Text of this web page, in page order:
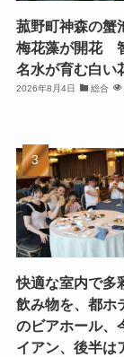
菰野町神森の蟹
梅花藻が開花
名水が育む白
2026年8月4日 総合
快適な室内で多
飲み物を、都ホ
のビアホール、
イアン、後半は